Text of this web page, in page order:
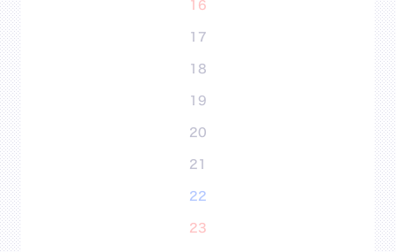
16
17
18
19
20
21
22
23